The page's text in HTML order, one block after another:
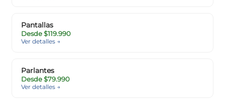
Pantallas
Desde $119.990
Ver detalles →
Parlantes
Desde $79.990
Ver detalles →